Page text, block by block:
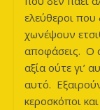
ελεύθεροι
χωνέψουν
αποφάσεις. Ο
αξία ούτε γι’
αυτό.
κεροσκόποι